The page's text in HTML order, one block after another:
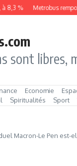
% Metrobus remporte
sont libres,
Economie
Spiritualités Sport
Macron-Le Pen est-